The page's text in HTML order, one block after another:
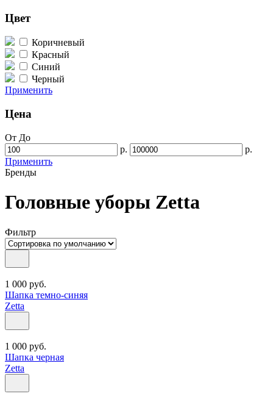
Цвет
Коричневый
Красный
Синий
Черный
Применить
Цена
От До
р.
р.
Применить
Бренды
Головные уборы Zetta
Фильтр
1 000 руб.
Шапка темно-синяя
Zetta
1 000 руб.
Шапка черная
Zetta